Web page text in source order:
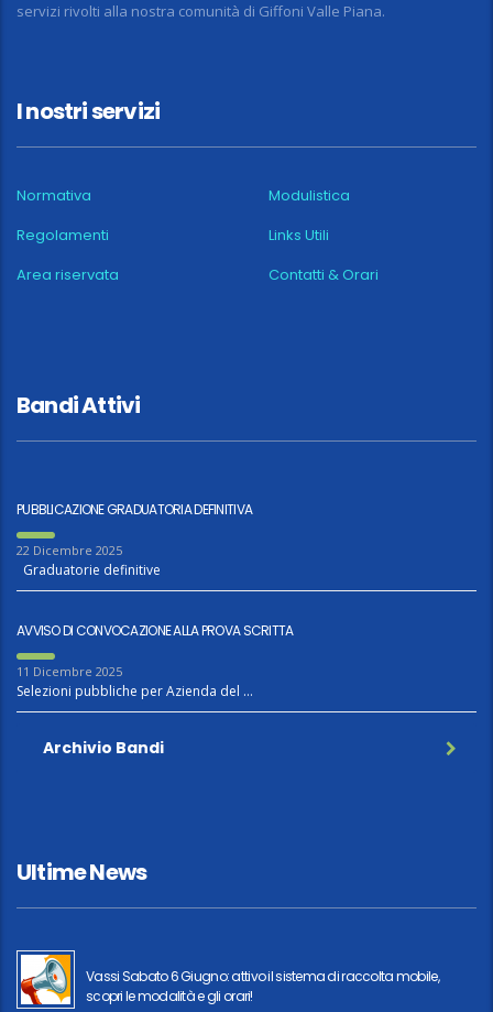
servizi rivolti alla nostra comunità di Giffoni Valle Piana.
I nostri servizi
Normativa
Modulistica
Regolamenti
Links Utili
Area riservata
Contatti & Orari
Bandi Attivi
PUBBLICAZIONE GRADUATORIA DEFINITIVA
22 Dicembre 2025
Graduatorie definitive
AVVISO DI CONVOCAZIONE ALLA PROVA SCRITTA
11 Dicembre 2025
Selezioni pubbliche per Azienda del …
Archivio Bandi
Ultime News
Vassi Sabato 6 Giugno: attivo il sistema di raccolta mobile,
scopri le modalità e gli orari!